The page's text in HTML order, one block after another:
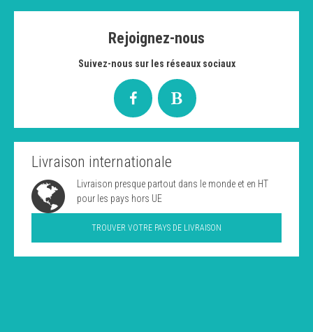
Rejoignez-nous
Suivez-nous sur les réseaux sociaux
Livraison internationale
Livraison presque partout dans le monde et en HT
pour les pays hors UE
TROUVER VOTRE PAYS DE LIVRAISON